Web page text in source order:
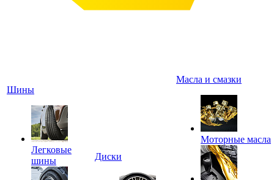
Шины
Легковые
шины
Диски
Масла и смазки
Моторные масла